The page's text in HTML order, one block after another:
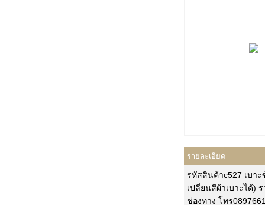
รายละเอียด
รหัสสินค้าc527 เบา
เปลี่ยนสีผ้าเบาะได้)
ช่องทาง โทร